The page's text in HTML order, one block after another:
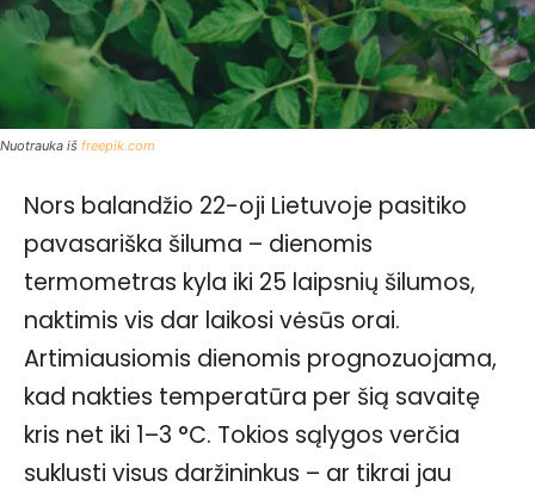
Nuotrauka iš freepik.com
Nors balandžio 22-oji Lietuvoje pasitiko
pavasariška šiluma – dienomis
termometras kyla iki 25 laipsnių šilumos,
naktimis vis dar laikosi vėsūs orai.
Artimiausiomis dienomis prognozuojama,
kad nakties temperatūra per šią savaitę
kris net iki 1–3 °C. Tokios sąlygos verčia
suklusti visus daržininkus – ar tikrai jau